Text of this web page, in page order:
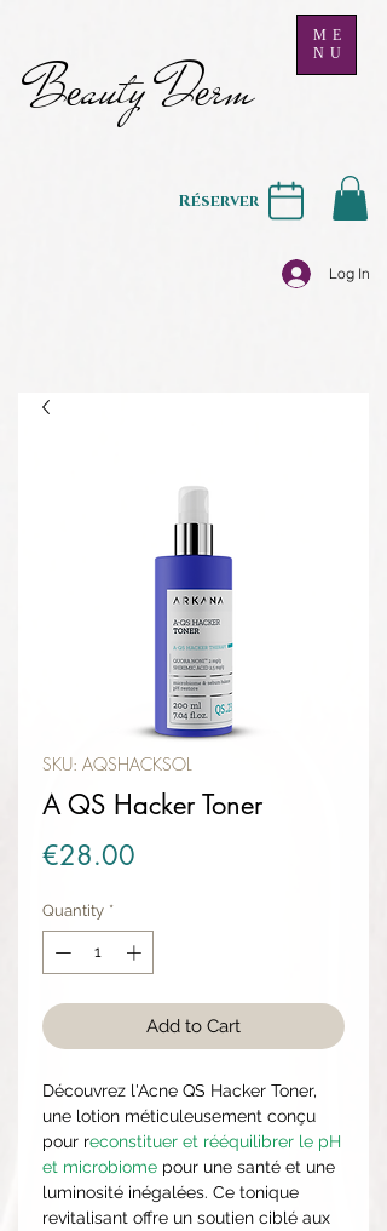
Beauty Derm
ME
NU
Log In
Réserver
SKU: AQSHACKSOL
A QS Hacker Toner
€28.00
Quantity *
Add to Cart
Découvrez l'Acne QS Hacker Toner,
une lotion méticuleusement conçu
pour reconstituer et rééquilibrer le pH
et microbiome pour une santé et une
luminosité inégalées. Ce tonique
revitalisant offre un soutien ciblé aux